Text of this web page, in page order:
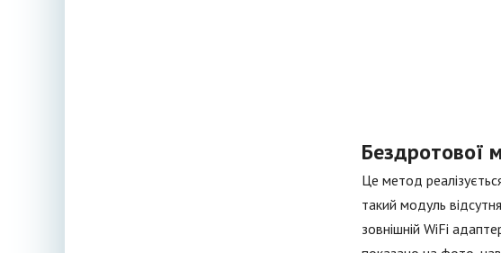
Бездротової
Це метод
такий модуль
зовнішній WiFi